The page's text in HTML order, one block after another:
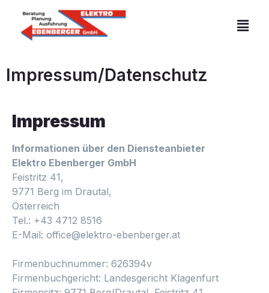
Impressum/Datenschutz
Impressum
Informationen über den Diensteanbieter
Elektro Ebenberger GmbH
Feistritz 41,
9771 Berg im Drautal,
Österreich
Tel.: +43 4712 8516
E-Mail: office@elektro-ebenberger.at
Firmenbuchnummer: 626394v
Firmenbuchgericht: Landesgericht Klagenfurt